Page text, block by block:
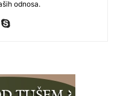
odnosa.